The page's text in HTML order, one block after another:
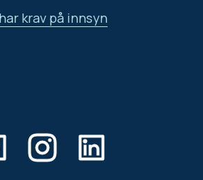
krav på innsyn